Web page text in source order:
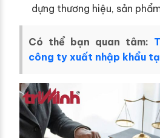
dựng thương hiệu, sản
Có thể bạn quan tâm:
công ty xuất nhập khẩu